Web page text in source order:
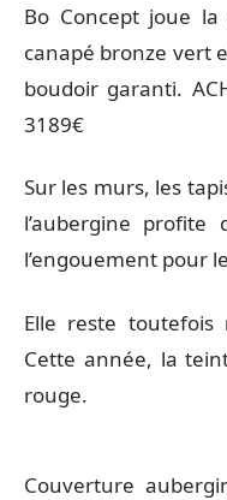
Bo Concept joue
canapé bronze vert
boudoir garanti.
3189€
Sur les murs, les
l’aubergine
l’engouement pour
Elle reste toutefois
Cette année, la
rouge.
Couverture